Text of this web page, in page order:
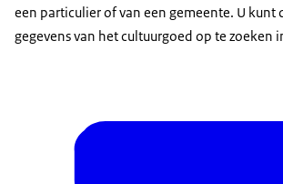
een particulier of van een gemeente. U kunt
gegevens van het cultuurgoed op te zoeken